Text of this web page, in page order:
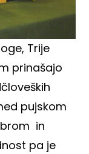
Trije
prinašajo
pujskom
in
pa je